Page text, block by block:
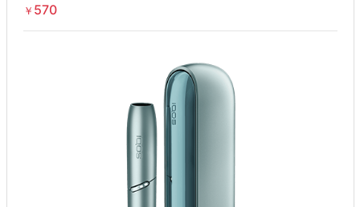
￥ 570